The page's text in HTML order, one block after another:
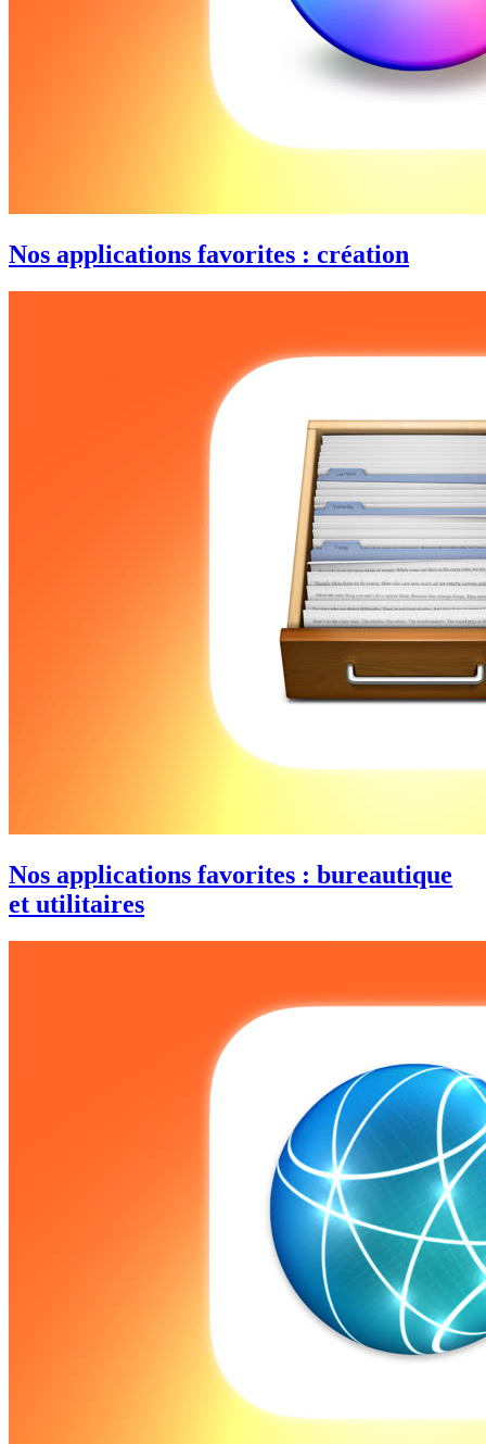
Nos applications favorites : création
Nos applications favorites : bureautique
et utilitaires